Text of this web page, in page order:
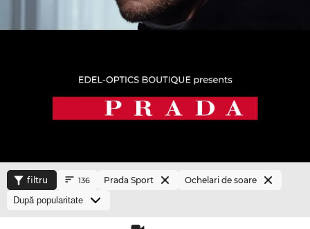
filtru 136 Prada Sport Ochelari de soare